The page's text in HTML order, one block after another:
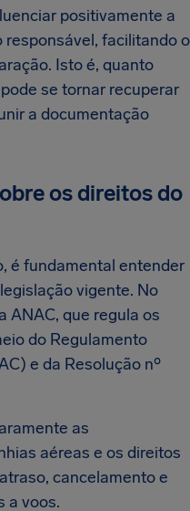
positivamente a
responsável, facilitando o
Isto é, quanto
se tornar recuperar
a documentação
os direitos do
é fundamental entender
vigente. No
ANAC, que regula os
do Regulamento
e da Resolução nº
as
aéreas e os direitos
cancelamento e
a voos.